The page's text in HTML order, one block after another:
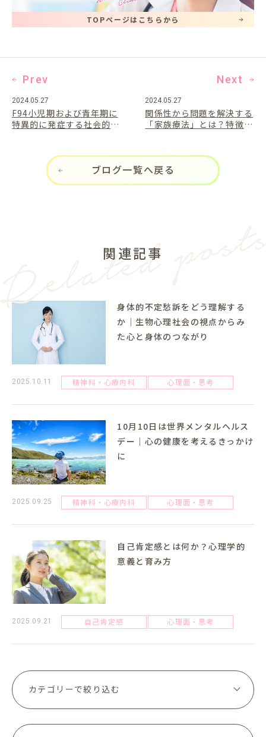
TOPページはこちらから
Prev
2024.05.27
F94小児期および青年期に
特異的に発症する社会的機
Next
2024.05.27
関係性から問題を解決する
「家族療法」とは？特徴と
ブログ一覧へ戻る
関連記事
身体的不定愁訴をどう理解する
か｜生物心理社会の視点からみ
た心と身体のつながり
2025.10.11 精神科・心療内科 心理面・思考
10月10日は世界メンタルヘルス
デー｜心の健康を考えるきっかけ
に
2025.09.25 精神科・心療内科 心理面・思考
自己肯定感とは何か？心理学的
意義と育み方
2025.09.21 自己肯定感 心理面・思考